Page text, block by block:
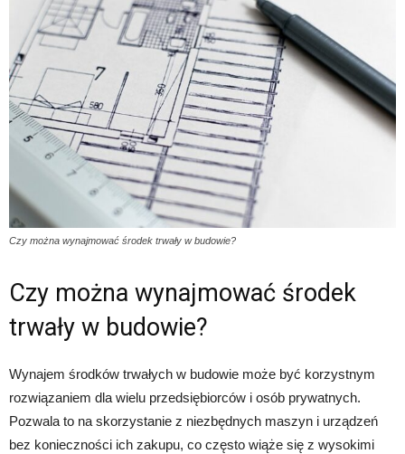
Czy można wynajmować środek trwały w budowie?
Czy można wynajmować środek
trwały w budowie?
Wynajem środków trwałych w budowie może być korzystnym
rozwiązaniem dla wielu przedsiębiorców i osób prywatnych.
Pozwala to na skorzystanie z niezbędnych maszyn i urządzeń
bez konieczności ich zakupu, co często wiąże się z wysokimi